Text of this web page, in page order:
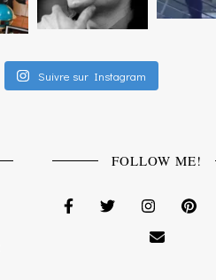
Suivre sur Instagram
FOLLOW ME!